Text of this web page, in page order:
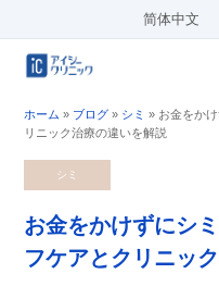
简体中文
ホーム » ブログ » シミ » お金をか
リニック治療の違いを解説
シミ
お金をかけずにシ
フケアとクリニッ